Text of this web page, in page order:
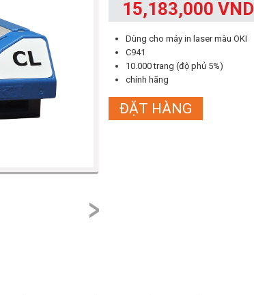
next
15,183,000 VND
Dùng cho máy in laser màu OKI
C941
10.000 trang (độ phủ 5%)
chính hãng
ĐẶT HÀNG